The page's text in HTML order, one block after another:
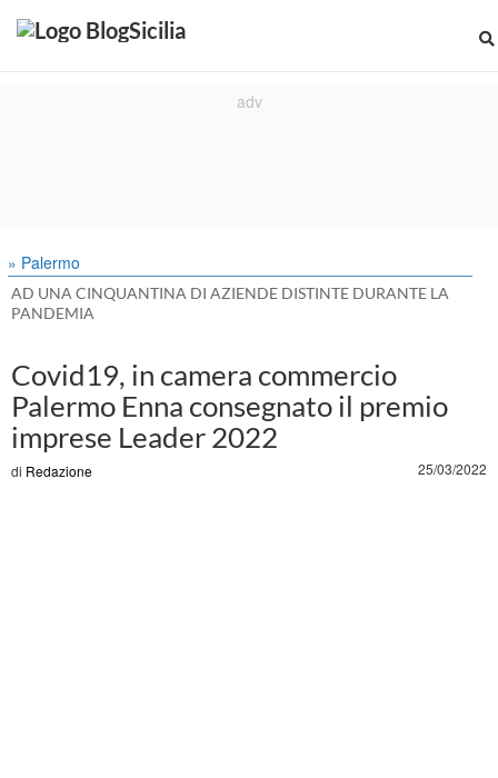
» Palermo
AD UNA CINQUANTINA DI AZIENDE DISTINTE DURANTE LA
PANDEMIA
Covid19, in camera commercio
Palermo Enna consegnato il premio
imprese Leader 2022
di Redazione 25/03/2022